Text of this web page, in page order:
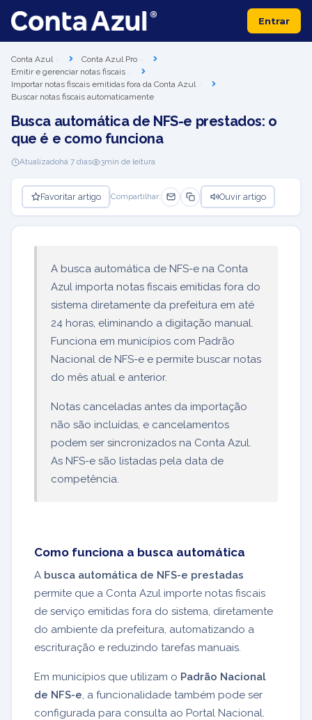
Entrar
Conta Azul
Conta Azul Pro
Emitir e gerenciar notas fiscais
Importar notas fiscais emitidas fora da Conta Azul
Buscar notas fiscais automaticamente
Busca automática de NFS-e prestados: o
que é e como funciona
Atualizadohá 7 dias 3min de leitura
Favoritar artigo Compartilhar: Ouvir artigo
A busca automática de NFS-e na Conta
Azul importa notas fiscais emitidas fora do
sistema diretamente da prefeitura em até
24 horas, eliminando a digitação manual.
Funciona em municípios com Padrão
Nacional de NFS-e e permite buscar notas
do mês atual e anterior.
Notas canceladas antes da importação
não são incluídas, e cancelamentos
podem ser sincronizados na Conta Azul.
As NFS-e são listadas pela data de
competência.
Como funciona a busca automática
A busca automática de NFS-e prestadas
permite que a Conta Azul importe notas fiscais
de serviço emitidas fora do sistema, diretamente
do ambiente da prefeitura, automatizando a
escrituração e reduzindo tarefas manuais.
Em municípios que utilizam o Padrão Nacional
de NFS-e , a funcionalidade também pode ser
configurada para consulta ao Portal Nacional.